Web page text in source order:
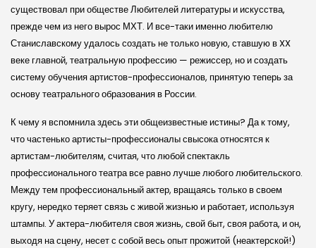
существовал при обществе Любителей литературы и искусства,
прежде чем из него вырос МХТ. И все-таки именно любителю
Станислав­скому удалось создать не только новую, ставшую в XX
веке главной, театральную профессию — режиссер, но и создать
систему обучения артистов-профессионалов, принятую теперь за
основу театрального образования в России.
К чему я вспомнила здесь эти общеизвестные истины? Да к тому,
что частенько артисты-профессионалы свысока относятся к
артистам-любителям, считая, что любой спектакль
профессионального театра все равно лучше любого любитель­ского.
Между тем профессиональный актер, вращаясь только в своем
кругу, нередко теряет связь с живой жизнью и работает, используя
штампы. У актера-любителя своя жизнь, свой быт, своя работа, и он,
выходя на сцену, несет с собой весь опыт прожитой (неактер­ской!)